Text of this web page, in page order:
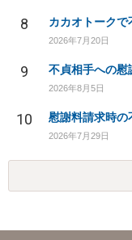
8 カカオトーク
2026年7月20日
9 不貞相手への慰
2026年8月5日
10
2026年7月29日